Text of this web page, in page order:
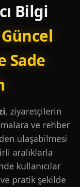
Bilgi
Güncel
Sade
, ziyaretçilerin
ve rehber
ulaşabilmesi
aralıklarla
kullanıcılar
pratik şekilde